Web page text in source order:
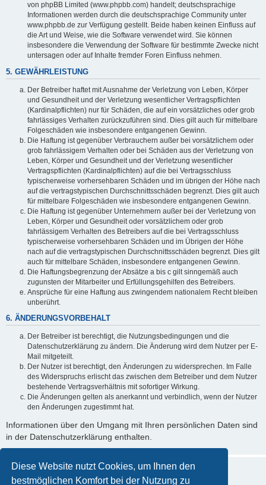
Diese Website nutzt Cookies, um Ihnen den
bestmöglichen Komfort bei der Nutzung zu
von phpBB Limited (www.phpbb.com) handelt; deutschsprachige
Informationen werden durch die deutschsprachige Community unter
www.phpbb.de zur Verfügung gestellt. Beide haben keinen Einfluss auf
die Art und Weise, wie die Software verwendet wird. Sie können
insbesondere die Verwendung der Software für bestimmte Zwecke nicht
untersagen oder auf Inhalte fremder Foren Einfluss nehmen.
5. GEWÄHRLEISTUNG
Der Betreiber haftet mit Ausnahme der Verletzung von Leben, Körper
und Gesundheit und der Verletzung wesentlicher Vertragspflichten
(Kardinalpflichten) nur für Schäden, die auf ein vorsätzliches oder grob
fahrlässiges Verhalten zurückzuführen sind. Dies gilt auch für mittelbare
Folgeschäden wie insbesondere entgangenen Gewinn.
Die Haftung ist gegenüber Verbrauchern außer bei vorsätzlichem oder
grob fahrlässigem Verhalten oder bei Schäden aus der Verletzung von
Leben, Körper und Gesundheit und der Verletzung wesentlicher
Vertragspflichten (Kardinalpflichten) auf die bei Vertragsschluss
typischerweise vorhersehbaren Schäden und im übrigen der Höhe nach
auf die vertragstypischen Durchschnittsschäden begrenzt. Dies gilt auch
für mittelbare Folgeschäden wie insbesondere entgangenen Gewinn.
Die Haftung ist gegenüber Unternehmern außer bei der Verletzung von
Leben, Körper und Gesundheit oder vorsätzlichem oder grob
fahrlässigem Verhalten des Betreibers auf die bei Vertragsschluss
typischerweise vorhersehbaren Schäden und im Übrigen der Höhe
nach auf die vertragstypischen Durchschnittsschäden begrenzt. Dies gilt
auch für mittelbare Schäden, insbesondere entgangenen Gewinn.
Die Haftungsbegrenzung der Absätze a bis c gilt sinngemäß auch
zugunsten der Mitarbeiter und Erfüllungsgehilfen des Betreibers.
Ansprüche für eine Haftung aus zwingendem nationalem Recht bleiben
unberührt.
6. ÄNDERUNGSVORBEHALT
Der Betreiber ist berechtigt, die Nutzungsbedingungen und die
Datenschutzerklärung zu ändern. Die Änderung wird dem Nutzer per E-
Mail mitgeteilt.
Der Nutzer ist berechtigt, den Änderungen zu widersprechen. Im Falle
des Widerspruchs erlischt das zwischen dem Betreiber und dem Nutzer
bestehende Vertragsverhältnis mit sofortiger Wirkung.
Die Änderungen gelten als anerkannt und verbindlich, wenn der Nutzer
den Änderungen zugestimmt hat.
Informationen über den Umgang mit Ihren persönlichen Daten sind
in der Datenschutzerklärung enthalten.